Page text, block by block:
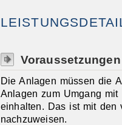
Voraussetzungen
Die Anlagen müssen die
Anlagen zum Umgang
einhalten. Das ist mit den
nachzuweisen.